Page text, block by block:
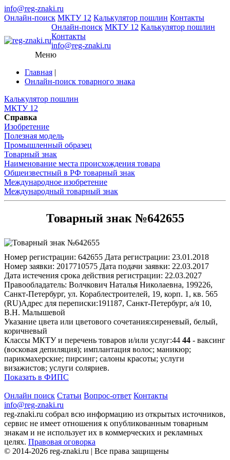
info@reg-znaki.ru
Онлайн-поиск МКТУ 12 Калькулятор пошлин Контакты
Онлайн-поиск МКТУ 12 Калькулятор пошлин
Контакты
info@reg-znaki.ru
Меню
Главная |
Онлайн-поиск товарного знака
Калькулятор пошлин
МКТУ 12
Справка
Изобретение
Полезная модель
Промышленный образец
Товарный знак
Наименование места происхождения товара
Общеизвестный в РФ товарный знак
Международное изобретение
Международный товарный знак
Товарный знак №642655
Номер регистрации: 642655 Дата регистрации: 23.01.2018
Номер заявки: 2017710575 Дата подачи заявки: 22.03.2017
Дата истечения срока действия регистрации: 22.03.2027
Правообладатель: Волчкович Наталья Николаевна, 199226,
Санкт-Петербург, ул. Кораблестроителей, 19, корп. 1, кв. 565
(RU)Адрес для переписки:191187, Санкт-Петербург, а/я 10,
В.Н. Малышевой
Указание цвета или цветового сочетания:сиреневый, белый,
коричневый
Классы МКТУ и перечень товаров и/или услуг:44 44 - ваксинг
(восковая депиляция); имплантация волос; маникюр;
парикмахерские; пирсинг; салоны красоты; услуги
визажистов; услуги соляриев.
Показать в ФИПС
Онлайн поиск Статьи Вопрос-ответ Контакты
info@reg-znaki.ru
reg-znaki.ru собрал всю информацию из открытых источников,
сервис не имеет отношения к опубликованным товарным
знакам и не использует их в коммерческих и рекламных
целях. Правовая оговорка
© 2014-2026 reg-znaki.ru | Все права защищены